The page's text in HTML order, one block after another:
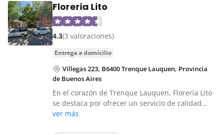
Floreria Lito
4.3(3 valoraciones)
entrega a domicilio
Villegas 223, B6400 Trenque Lauquen, Provincia
de Buenos Aires
En el corazón de Trenque Lauquen, Florería Lito
se destaca por ofrecer un servicio de calidad…
ver más